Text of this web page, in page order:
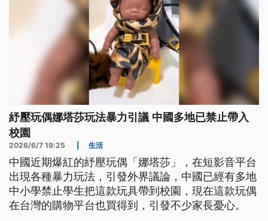
紓壓玩偶娜塔莎玩法暴力引議 中國多地已禁止帶入
校園
2026/6/7 19:25 生活
中國近期爆紅的紓壓玩偶「娜塔莎」，在短影音平台
出現各種暴力玩法，引發外界議論，中國已經有多地
中小學禁止學生把這款玩具帶到校園，現在這款玩偶
在台灣的購物平台也買得到，引發不少家長憂心。